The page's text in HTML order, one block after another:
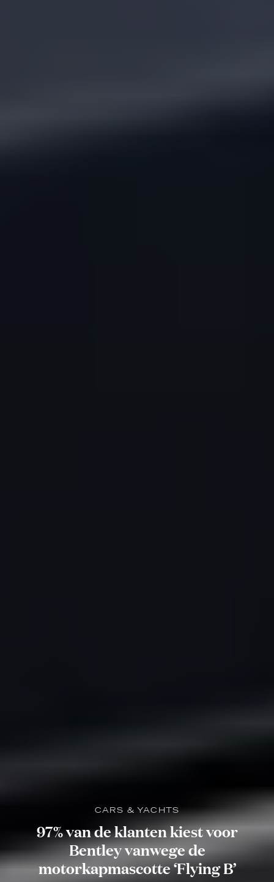
CARS & YACHTS
97% van de klanten kiest voor
Bentley vanwege de
motorkapmascotte ‘Flying B’